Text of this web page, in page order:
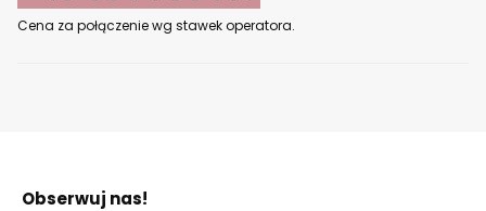
Cena za połączenie wg stawek operatora.
Obserwuj nas!